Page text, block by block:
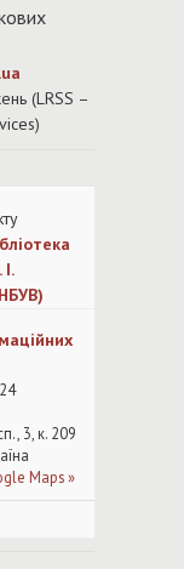
(LRSS –
3, к. 209
Maps »